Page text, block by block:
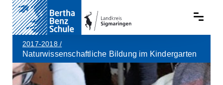
2017-2018/
Naturwissenschaftliche Bildung im Kindergarten